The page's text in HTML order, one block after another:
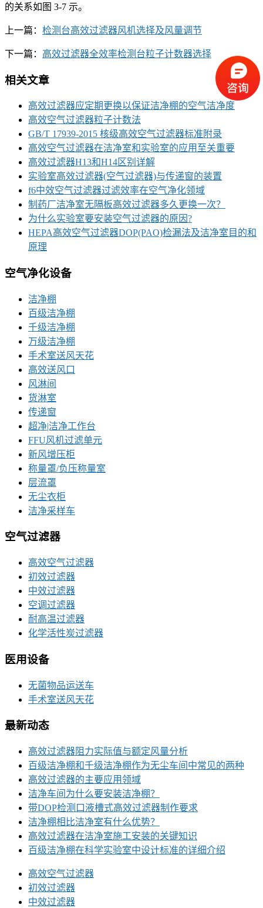
的关系如图 3-7 示。
上一篇： 检测台高效过滤器风机选择及风量调节
下一篇： 高效过滤器全效率检测台粒子计数器选择
相关文章
高效过滤器应定期更换以保证洁净棚的空气洁净度
高效空气过滤器粒子计数法
GB/T 17939-2015 核级高效空气过滤器标准附录
高效空气过滤器在洁净室和实验室的应用至关重要
高效过滤器H13和H14区别详解
实验室高效过滤器(空气过滤器)与传递窗的装置
f6中效空气过滤器过滤效率在空气净化领域
制药厂洁净室无隔板高效过滤器多久更换一次？
为什么实验室要安装空气过滤器的原因?
HEPA高效空气过滤器DOP(PAO)检漏法及洁净室目的和
原理
空气净化设备
洁净棚
百级洁净棚
千级洁净棚
万级洁净棚
手术室送风天花
高效送风口
风淋间
货淋室
传递窗
超净|洁净工作台
FFU风机过滤单元
新风增压柜
称量罩/负压称量室
层流罩
无尘衣柜
洁净采样车
空气过滤器
高效空气过滤器
初效过滤器
中效过滤器
空调过滤器
耐高温过滤器
化学活性炭过滤器
医用设备
无菌物品运送车
手术室送风天花
最新动态
高效过滤器阻力实际值与额定风量分析
百级洁净棚和千级洁净棚作为无尘车间中常见的两种
高效过滤器的主要应用领域
洁净车间为什么要安装洁净棚？
带DOP检测口液槽式高效过滤器制作要求
洁净棚相比洁净室有什么优势？
高效过滤器在洁净室施工安装的关键知识
百级洁净棚在科学实验室中设计标准的详细介绍
高效空气过滤器
初效过滤器
中效过滤器